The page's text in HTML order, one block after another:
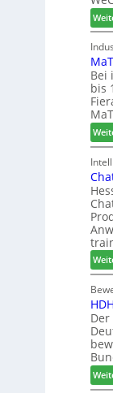
Bei
bis